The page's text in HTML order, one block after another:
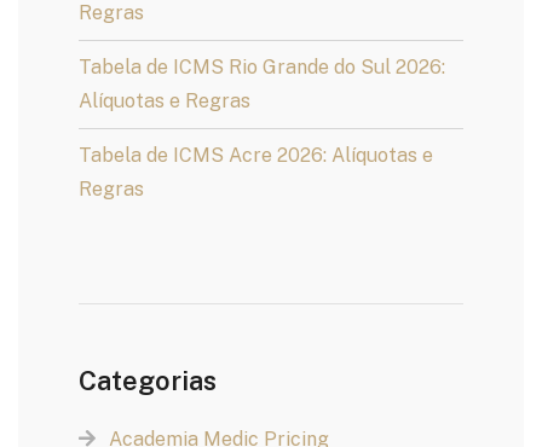
Regras
Tabela de ICMS Rio Grande do Sul 2026:
Alíquotas e Regras
Tabela de ICMS Acre 2026: Alíquotas e
Regras
Categorias
Academia Medic Pricing